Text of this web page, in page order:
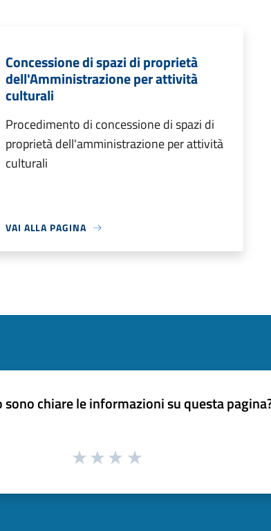
Concessione di spazi di proprietà
dell'Amministrazione per attività
culturali
Procedimento di concessione di spazi di
proprietà dell'amministrazione per attività
culturali
VAI ALLA PAGINA
sono chiare le informazioni su questa